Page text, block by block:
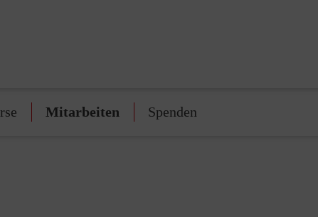
Mitarbeiten Spenden